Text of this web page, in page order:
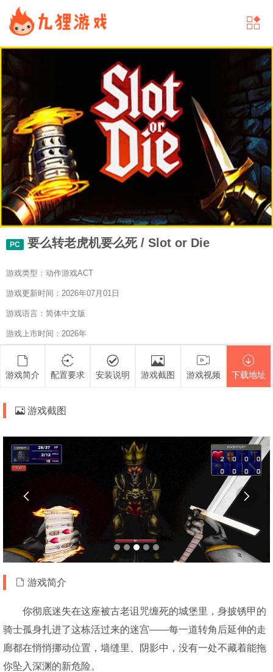
PC 要么转老虎机要么死 / Slot or Die
游戏类型：动作游戏ACT
游戏更新时间：2026年07月01日
游戏语言：简体中文版
游戏上市时间：2026年
游戏简介 配置要求 安装说明 游戏截图 游戏视频 下载地址
游戏截图
 
游戏简介
你彻底迷失在这座被古老诅咒缠死的城堡里，身披锈甲的
骑士孤身扎进了这栋活过来的迷宫——每一道转角后延伸的走
廊都在悄悄挪动位置，墙缝里、阴影中，没有一处不藏着能拖
你坠入深渊的新危险。